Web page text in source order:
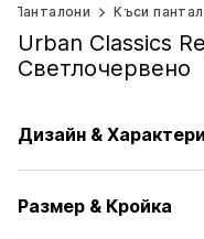
Панталони Къси
Urban Classics
Светлочервено
Дизайн &
Памучен плат
Размер & Кройка